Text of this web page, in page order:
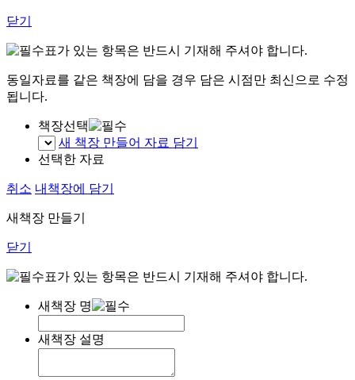
닫기
표가 있는 항목은 반드시 기재해 주셔야 합니다.
동일자료를 같은 책장에 담을 경우 담은 시점만 최신으로 수정
됩니다.
책장선택
새 책장 만들어 자료 담기
선택한 자료
취소 내책장에 담기
새책장 만들기
닫기
표가 있는 항목은 반드시 기재해 주셔야 합니다.
새책장 명
새책장 설명